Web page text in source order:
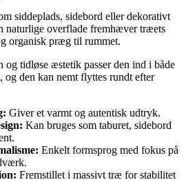
siddeplads, sidebord eller dekorativt
naturlige overflade fremhæver træets
organisk præg til rummet.
tidløse æstetik passer den ind i både
og den kan nemt flyttes rundt efter
Giver et varmt og autentisk udtryk.
Kan bruges som taburet, sidebord
Enkelt formsprog med fokus på
Fremstillet i massivt træ for stabilitet